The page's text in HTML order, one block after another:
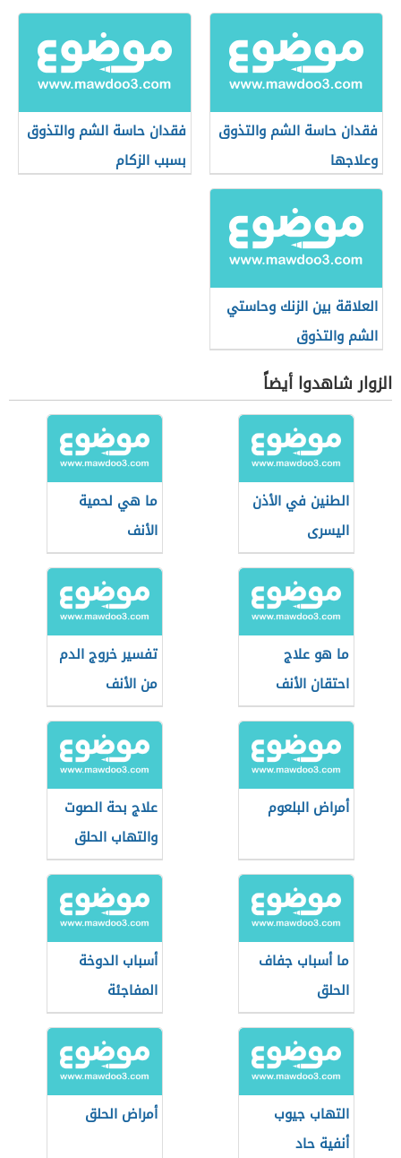
فقدان حاسة الشم والتذوق
وعلاجها
فقدان حاسة الشم والتذوق
بسبب الزكام
العلاقة بين الزنك وحاستي
الشم والتذوق
الزوار شاهدوا أيضاً
الطنين في الأذن
اليسرى
ما هي لحمية
الأنف
ما هو علاج
احتقان الأنف
تفسير خروج الدم
من الأنف
أمراض البلعوم
علاج بحة الصوت
والتهاب الحلق
ما أسباب جفاف
الحلق
أسباب الدوخة
المفاجئة
التهاب جيوب
أنفية حاد
أمراض الحلق